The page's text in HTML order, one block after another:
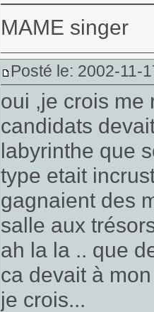
donnait les
un mur il perdait
Ensuite il y
de lion laché
Enfin ca date
MAME singer
Posté le: 2002-11-
oui ,je crois me
candidats
labyrinthe que
type etait
gagnaient des
salle aux
ah la la .. que
ca devait à
je crois...